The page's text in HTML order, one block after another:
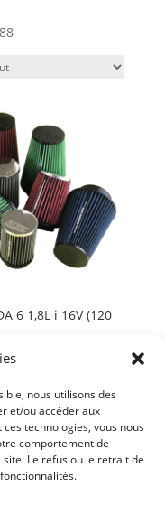
nous utilisons des
et/ou accéder aux
technologies, vous nous
comportement de
Le refus ou le retrait de
6 1,8L i 16V (120